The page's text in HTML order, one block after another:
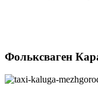
Фольксваген